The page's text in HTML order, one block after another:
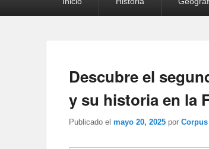
Descubre el
y su historia en la
Publicado el mayo 20, 2025 por